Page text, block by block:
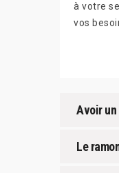
à votre
vos
Avoir un
Le